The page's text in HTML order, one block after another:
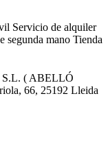
Servicio de alquiler
segunda mano Tienda
( ABELLÓ
66, 25192 Lleida